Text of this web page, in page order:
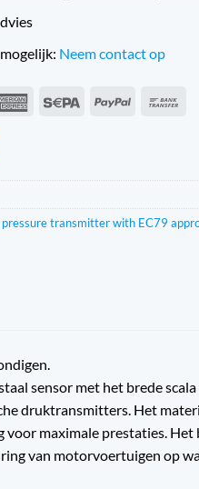
Neem contact op
American Sepa PayPal
pressure transmitter with EC79
sensor met het brede
druktransmitters. Het
maximale prestaties.
van motorvoertuigen op